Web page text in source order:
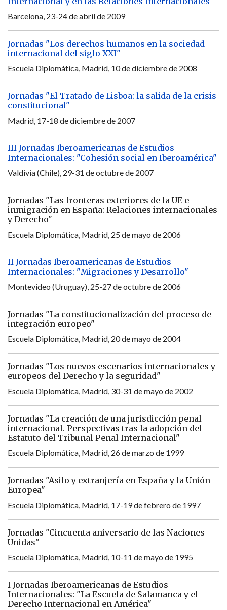
Barcelona, 23-24 de abril de 2009
Jornadas "Los derechos humanos en la sociedad
internacional del siglo XXI"
Escuela Diplomática, Madrid, 10 de diciembre de 2008
Jornadas "El Tratado de Lisboa: la salida de la crisis
constitucional"
Madrid, 17-18 de diciembre de 2007
III Jornadas Iberoamericanas de Estudios
Internacionales: "Cohesión social en Iberoamérica"
Valdivia (Chile), 29-31 de octubre de 2007
Jornadas "Las fronteras exteriores de la UE e
inmigración en España: Relaciones internacionales
y Derecho"
Escuela Diplomática, Madrid, 25 de mayo de 2006
II Jornadas Iberoamericanas de Estudios
Internacionales: "Migraciones y Desarrollo"
Montevideo (Uruguay), 25-27 de octubre de 2006
Jornadas "La constitucionalización del proceso de
integración europeo"
Escuela Diplomática, Madrid, 20 de mayo de 2004
Jornadas "Los nuevos escenarios internacionales y
europeos del Derecho y la seguridad"
Escuela Diplomática, Madrid, 30-31 de mayo de 2002
Jornadas "La creación de una jurisdicción penal
internacional. Perspectivas tras la adopción del
Estatuto del Tribunal Penal Internacional"
Escuela Diplomática, Madrid, 26 de marzo de 1999
Jornadas "Asilo y extranjería en España y la Unión
Europea"
Escuela Diplomática, Madrid, 17-19 de febrero de 1997
Jornadas "Cincuenta aniversario de las Naciones
Unidas"
Escuela Diplomática, Madrid, 10-11 de mayo de 1995
I Jornadas Iberoamericanas de Estudios
Internacionales: "La Escuela de Salamanca y el
Derecho Internacional en América"